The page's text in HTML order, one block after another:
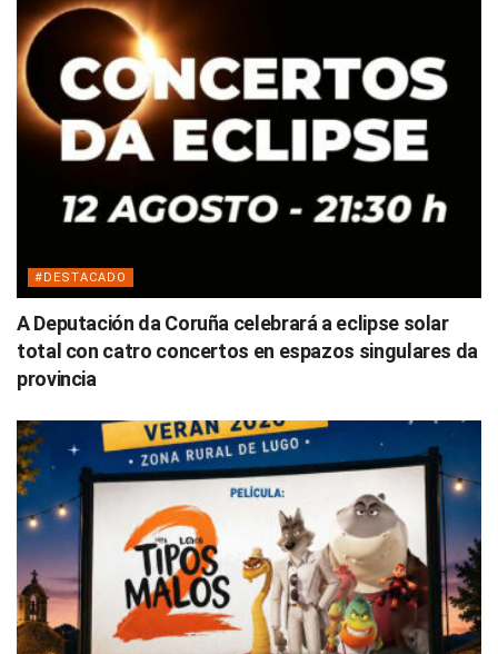
#DESTACADO
A Deputación da Coruña celebrará a eclipse solar
total con catro concertos en espazos singulares da
provincia